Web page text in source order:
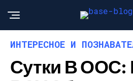
ИНТЕРЕСНОЕ И
Сутки В ООС: